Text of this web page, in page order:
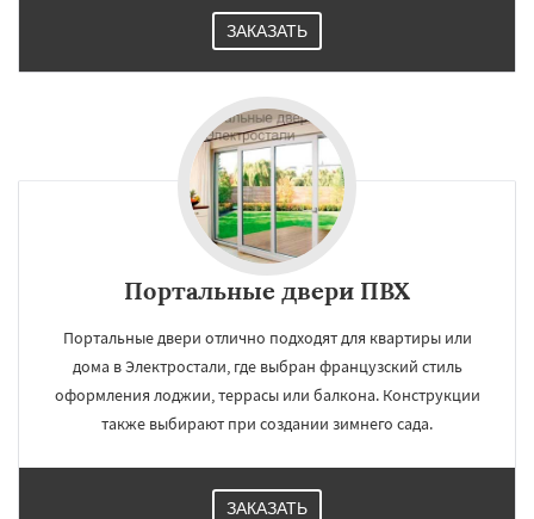
ЗАКАЗАТЬ
Портальные двери ПВХ
Портальные двери отлично подходят для квартиры или
дома в Электростали, где выбран французский стиль
оформления лоджии, террасы или балкона. Конструкции
также выбирают при создании зимнего сада.
ЗАКАЗАТЬ